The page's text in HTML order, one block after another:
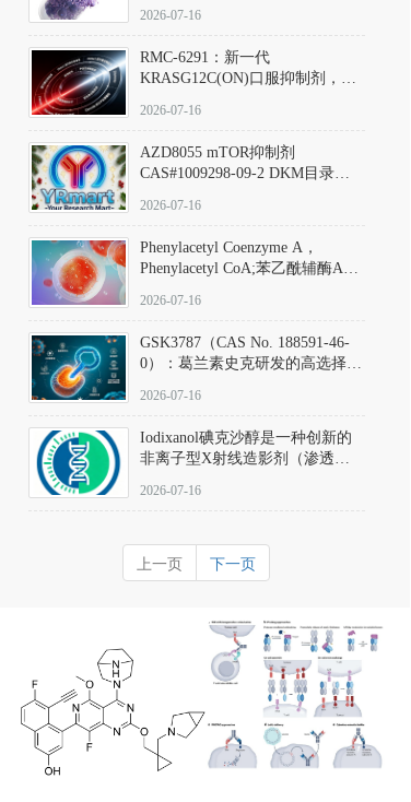
Hydrochloride实验方法步骤SOP
2026-07-16
RMC-6291：新一代
KRASG12C(ON)口服抑制剂，
(Elironrasib)CAS#2641998-63-0
2026-07-16
AZD8055 mTOR抑制剂
CAS#1009298-09-2 DKM目录号
激酶抑制剂的深度剖析
2026-07-16
Phenylacetyl Coenzyme A，
Phenylacetyl CoA;苯乙酰辅酶A
2026-07-16
GSK3787（CAS No. 188591-46-
0）：葛兰素史克研发的高选择
抗剂，被广泛视为研究PPARδ核
受体生理功能、信号通路验证及
靶点药理机制的金标准化学探
针。
2026-07-16
Iodixanol碘克沙醇是一种创新的
非离子型X射线造影剂（渗透压
在血管内给药时与血浆等渗的临
号为92339-11-2
2026-07-16
上一页 下一页